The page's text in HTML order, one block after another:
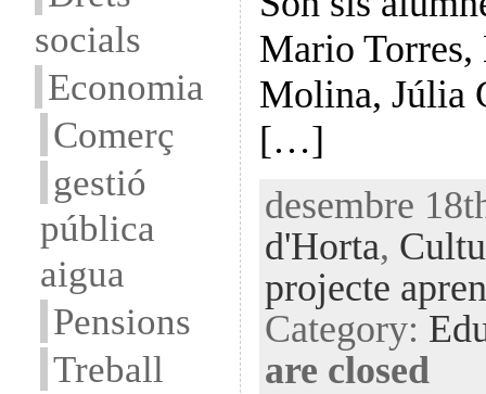
socials
Economia
Comerç
gestió
pública
aigua
Pensions
Treball
Mario
Molina, Júlia
[…]
desembre
d'Horta,
projecte
Category:
are closed